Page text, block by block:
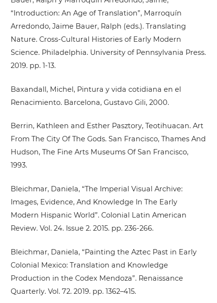
“Introduction: An Age of Translation”, Marroquín
Arredondo, Jaime Bauer, Ralph (eds.). Translating
Nature. Cross-Cultural Histories of Early Modern
Science. Philadelphia. University of Pennsylvania Press.
2019. pp. 1-13.
Baxandall, Michel, Pintura y vida cotidiana en el
Renacimiento. Barcelona, Gustavo Gili, 2000.
Berrin, Kathleen and Esther Pasztory, Teotihuacan. Art
From The City Of The Gods. San Francisco, Thames And
Hudson, The Fine Arts Museums Of San Francisco,
1993.
Bleichmar, Daniela, “The Imperial Visual Archive:
Images, Evidence, And Knowledge In The Early
Modern Hispanic World”. Colonial Latin American
Review. Vol. 24. Issue 2. 2015. pp. 236-266.
Bleichmar, Daniela, “Painting the Aztec Past in Early
Colonial Mexico: Translation and Knowledge
Production in the Codex Mendoza”. Renaissance
Quarterly. Vol. 72. 2019. pp. 1362–415.